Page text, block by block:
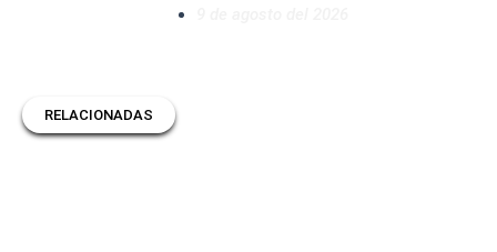
RELACIONADAS